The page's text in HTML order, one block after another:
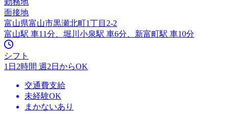
面接地
富山県富山市黒瀬北町1丁目2-2
富山駅 車11分、堀川小泉駅 車6分、新富町駅 車10分
シフト
1日2時間 週2日からOK
交通費支給
未経験OK
まかないあり